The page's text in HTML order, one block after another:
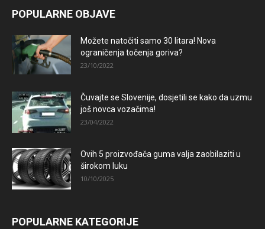
POPULARNE OBJAVE
Možete natočiti samo 30 litara! Nova
ograničenja točenja goriva?
23/10/2022
Čuvajte se Slovenije, dosjetili se kako da uzmu
još novca vozačima!
23/04/2022
Ovih 5 proizvođača guma valja zaobilaziti u
širokom luku
10/10/2025
POPULARNE KATEGORIJE